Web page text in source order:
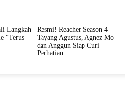
Langkah
“Terus
Resmi! Reacher Season 4
Tayang Agustus, Agnez Mo
dan Anggun Siap Curi
Perhatian